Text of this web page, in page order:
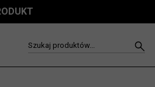
Szukaj produktów...